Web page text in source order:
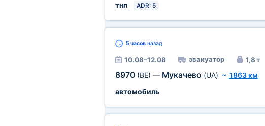
тнп
ADR: 5
5 часовназад
10.08–12.08 эвакуатор 1,8 т
8970 (BE) — Мукачево (UA) ~ 1863 км
автомобиль